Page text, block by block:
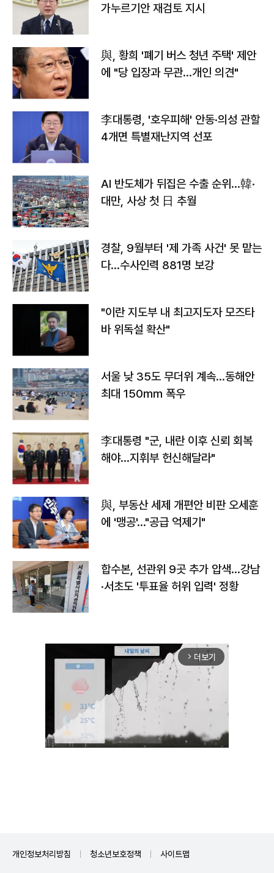
가누르기안 재검토 지시
與, 황희 '폐기 버스 청년 주택' 제안
에 "당 입장과 무관…개인 의견"
李대통령, '호우피해' 안동·의성 관할
4개면 특별재난지역 선포
AI 반도체가 뒤집은 수출 순위…韓·
대만, 사상 첫 日 추월
경찰, 9월부터 '제 가족 사건' 못 맡는
다…수사인력 881명 보강
"이란 지도부 내 최고지도자 모즈타
바 위독설 확산"
서울 낮 35도 무더위 계속…동해안
최대 150㎜ 폭우
李대통령 "군, 내란 이후 신뢰 회복
해야…지휘부 헌신해달라"
與, 부동산 세제 개편안 비판 오세훈
에 '맹공'…"공급 억제기"
합수본, 선관위 9곳 추가 압색…강남
·서초도 '투표율 허위 입력' 정황
arrow_forward_ios 더보기
개인정보처리방침 청소년보호정책 사이트맵